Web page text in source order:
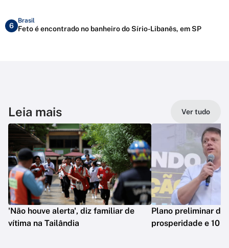
6
Brasil
Feto é encontrado no banheiro do Sírio-Libanês, em SP
Leia mais Ver tudo
'Não houve alerta', diz familiar de
vítima na Tailândia
Plano preliminar de
prosperidade e 10